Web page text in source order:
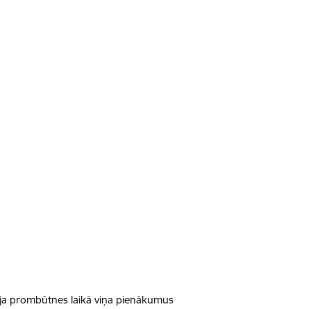
prombūtnes laikā viņa pienākumus